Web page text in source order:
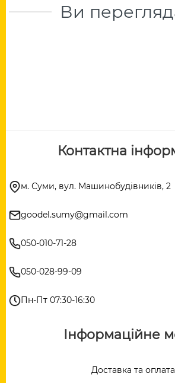
Ви
Контактна
м. Суми, вул. Машинобудівників, 2
goodel.sumy@gmail.com
050-010-71-28
050-028-99-09
Пн-Пт 07:30-16:30
Інформаційне
Доставка та оплата